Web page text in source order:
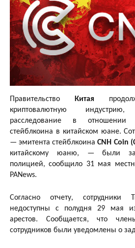
Правительство Китая
криптовалютную
расследование в отношении
стейблкоина в китайском юане.
— эмитента стейблкоинаCNH Coin
китайскому юаню, — были
полицией, сообщило 31 мая
PANews.
Согласно отчету, сотрудники
недоступны с полудня 29 мая
арестов. Сообщается, что
сотрудников были уведомлены о